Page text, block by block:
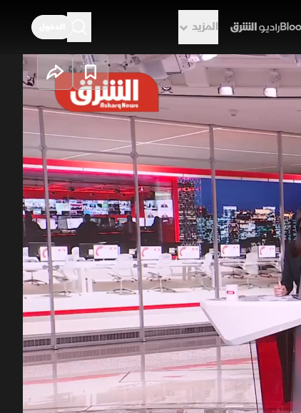
المزيد
الثقة؟
جديدة من المفاوضات الفنية،
طهران تحفظات على بعض بنود
تنفيذ الالتزامات المتبادلة.